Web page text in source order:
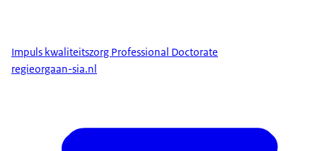
Impuls kwaliteitszorg Professional Doctorate
regieorgaan-sia.nl